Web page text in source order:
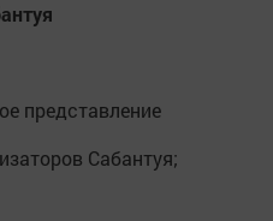
представление
Сабантуя;